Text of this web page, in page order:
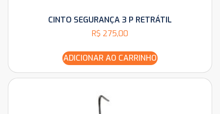
CINTO SEGURANÇA 3 P RETRÁTIL
R$ 275,00
ADICIONAR AO CARRINHO